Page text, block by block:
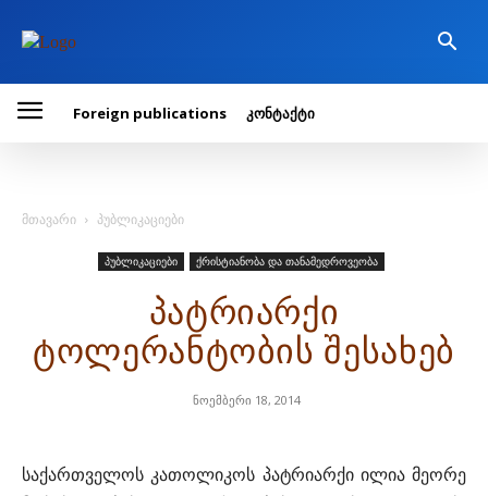
Foreign publications კონტაქტი
მთავარი პუბლიკაციები
პუბლიკაციები ქრისტიანობა და თანამედროვეობა
პატრიარქი
ტოლერანტობის შესახებ
ნოემბერი 18, 2014
საქართველოს კათოლიკოს პატრიარქი ილია მეორე